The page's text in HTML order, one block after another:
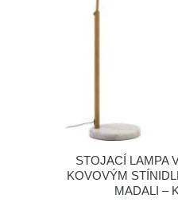
STOJACÍ LAMPA
KOVOVÝM
MADALI –